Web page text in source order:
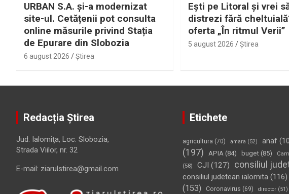
URBAN S.A. și-a modernizat
site-ul. Cetățenii pot consulta
online măsurile privind Stația
de Epurare din Slobozia
6 august 2026 Ştirea
Eşti pe Litoral şi vrei
distrezi fără
oferta „În ritmul Verii”
5 august 2026 Ştirea
Redacția Știrea
Jud. Ialomiţa, Loc. Slobozia,
Strada Viilor, nr. 32
E-mail: ziarulstirea@gmail.com
Etichete
agricultura (70) amara (52) anaf
(197)
APIA(84) buget(85)
(58)
CJI (127) consiliul
consiliul judetean ialomita(116)
(153)
Coronavirus (69) director(51)